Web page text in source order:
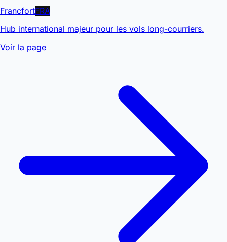
FrancfortFRA
Hub international majeur pour les vols long-courriers.
Voir la page